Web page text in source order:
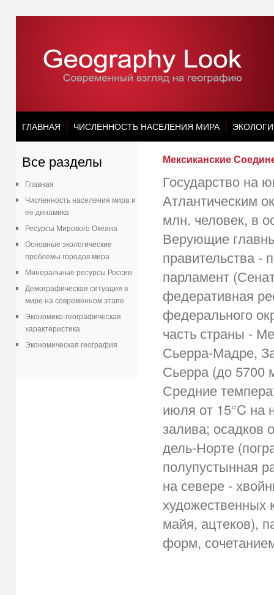
ГЛАВНАЯ ЧИСЛЕННОСТЬ НАСЕЛЕНИЯ МИРА
Все разделы
Главная
Численность населения мира и
ее динамика
Ресурсы Мирового Океана
Основные экологические
проблемы городов мира
Минеральные ресурсы России
Демографическая ситуация в
мире на современном этапе
Экономико-географическая
характеристика
Экономическая география
Мексиканские
Государство на
Атлантическим
млн. человек, в
Верующие
правительства -
парламент
федеративная
федерального
часть страны -
Сьерра-Мадре,
Сьерра (до 5700
Средние
июля от 15°C на
залива; осадков
дель-Норте
полупустынная
на севере -
художественных
майя, ацтеков),
форм,